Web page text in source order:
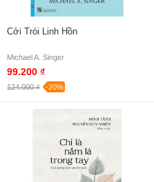
Cởi Trói Linh Hồn
Michael A. Singer
99.200 ₫
124.000 ₫ -20%